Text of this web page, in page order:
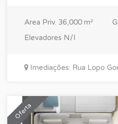
Area Priv. 36,000 m²
Elevadores N/I
Imediações: Rua Lopo
Oferta